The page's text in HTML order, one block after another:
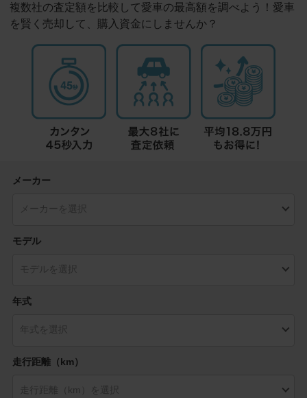
複数社の査定額を比較して愛車の最高額を調べよう！愛車
を賢く売却して、購入資金にしませんか？
メーカー
モデル
年式
走行距離（km）